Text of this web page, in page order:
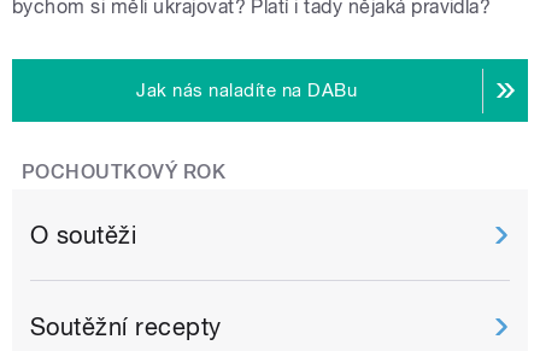
bychom si měli ukrajovat? Platí i tady nějaká pravidla?
Jak nás naladíte na DABu
POCHOUTKOVÝ ROK
O soutěži
Soutěžní recepty